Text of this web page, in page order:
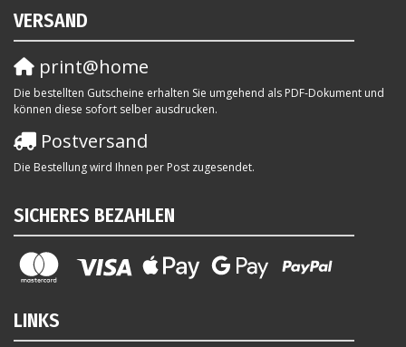
VERSAND
print@home
Die bestellten Gutscheine erhalten Sie umgehend als PDF-Dokument und
können diese sofort selber ausdrucken.
Postversand
Die Bestellung wird Ihnen per Post zugesendet.
SICHERES BEZAHLEN
LINKS